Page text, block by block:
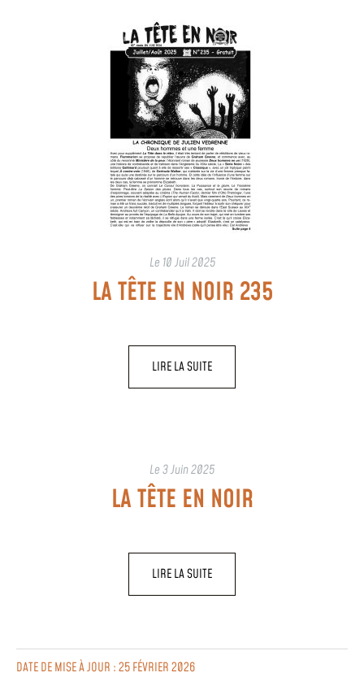
Le 10 Juil 2025
LA TÊTE EN NOIR 235
LIRE LA SUITE
Le3 Juin 2025
LA TÊTE EN NOIR
LIRE LA SUITE
DATE DE MISE À JOUR : 25 FÉVRIER 2026